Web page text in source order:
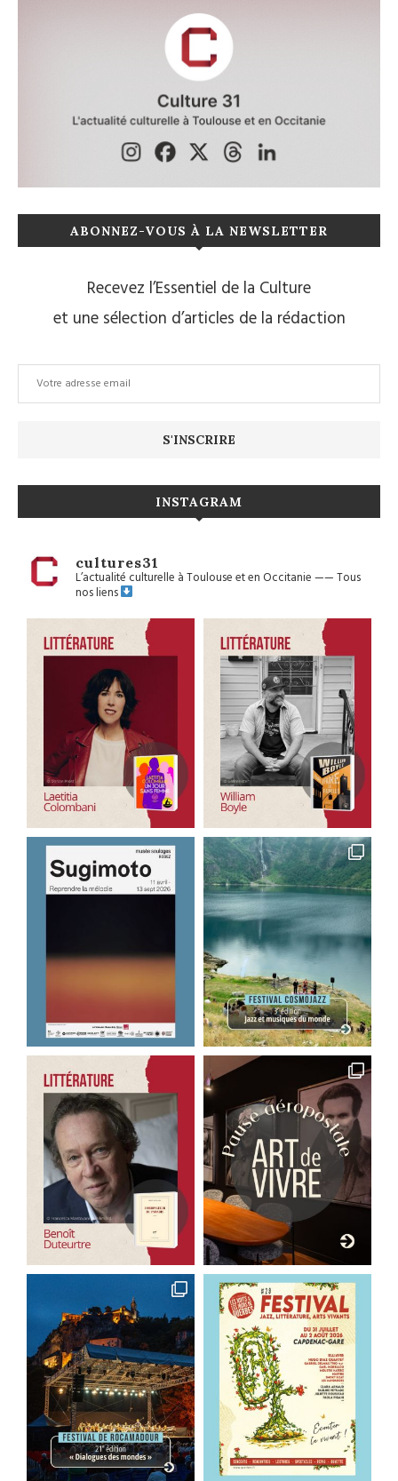
ABONNEZ-VOUS À LA NEWSLETTER
Recevez l’Essentiel de la Culture
et une sélection d’articles de la rédaction
INSTAGRAM
cultures31
L’actualité culturelle à Toulouse et en Occitanie——Tous
nos liens